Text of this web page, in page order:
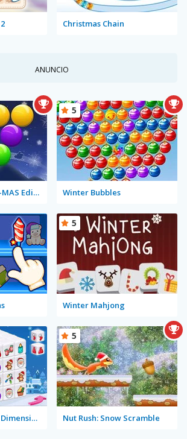
Christmas Chain
ANUNCIO
Smarty Bubbles X-MAS Edition Winter Bubbles
5
Winter Mahjong
5
Holiday Mahjong Dimensions Nut Rush: Snow Scramble
5